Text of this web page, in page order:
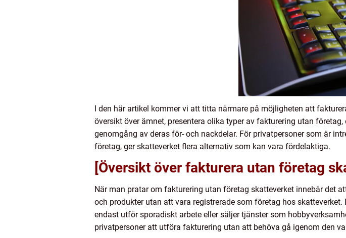
I den här artikel kommer vi att titta närmare på möjligheten att
översikt över ämnet, presentera olika typer av fakturering utan
genomgång av deras för- och nackdelar. För privatpersoner som är
företag, ger skatteverket flera alternativ som kan vara fördelaktiga.
[Översikt över fakturera utan företag
När man pratar om fakturering utan företag skatteverket innebär det
och produkter utan att vara registrerade som företag hos
endast utför sporadiskt arbete eller säljer tjänster som
privatpersoner att utföra fakturering utan att behöva gå igenom den